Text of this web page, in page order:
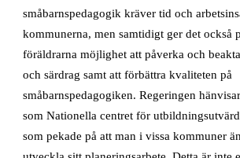
småbarnspedagogik kräver tid och
kommunerna, men samtidigt ger det också
föräldrarna möjlighet att påverka och
och särdrag samt att förbättra kvaliteten på
småbarnspedagogiken. Regeringen
som Nationella centret för
som pekade på att man i vissa kommuner